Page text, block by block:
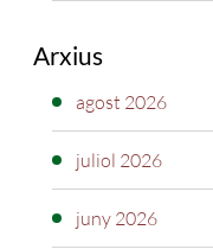
Arxius
agost 2026
juliol 2026
juny 2026